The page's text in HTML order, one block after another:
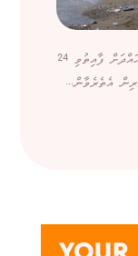
މޮރޮކޯއާ އިންވެގެން އޮންނަ ސްޕޭންގެ ސެއުތާ ސަރަހައްދަށް ފާއިތުވި 24